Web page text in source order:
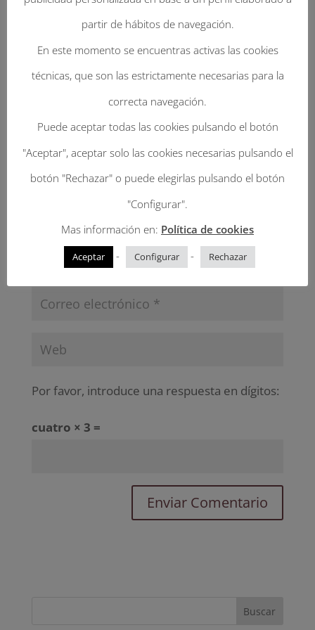
Tu dirección de correo electrónico no será
publicada.Los campos obligatorios están
marcados con*
Por favor, introduce una respuesta en dígitos:
cuatro × 3 =
partir de hábitos de navegación.
En este momento se encuentras activas las cookies
técnicas, que son las estrictamente necesarias para la
correcta navegación.
Puede aceptar todas las cookies pulsando el botón
"Aceptar", aceptar solo las cookies necesarias pulsando el
botón "Rechazar" o puede elegirlas pulsando el botón
"Configurar".
Mas información en: Política de cookies
Aceptar - Configurar - Rechazar